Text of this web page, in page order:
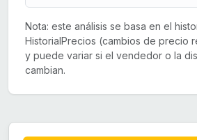
Nota: este análisis se basa en el
HistorialPrecios (cambios de precio
y puede variar si el vendedor o la
cambian.